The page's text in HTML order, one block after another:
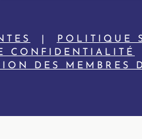
POLITIQUE
CONFIDENTIALITÉ
DES MEMBRES